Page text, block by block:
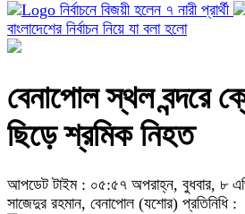
নির্বাচনে বিজয়ী হলেন ৭ নারী প্রার্থী
বাংলাদেশের নির্বাচন নিয়ে যা বলা হলো
বেনাপোল স্থল বন্দরে
ছিড়ে শ্রমিক নিহত
আপডেট টাইম : ০৫:৫৭ অপরাহ্ন, বুধবার, ৮
সাজেদুর রহমান, বেনাপোল (যশোর) প্রতিনিধি :